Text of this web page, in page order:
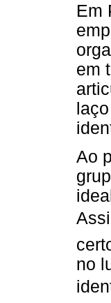
Em
em
Ao
no